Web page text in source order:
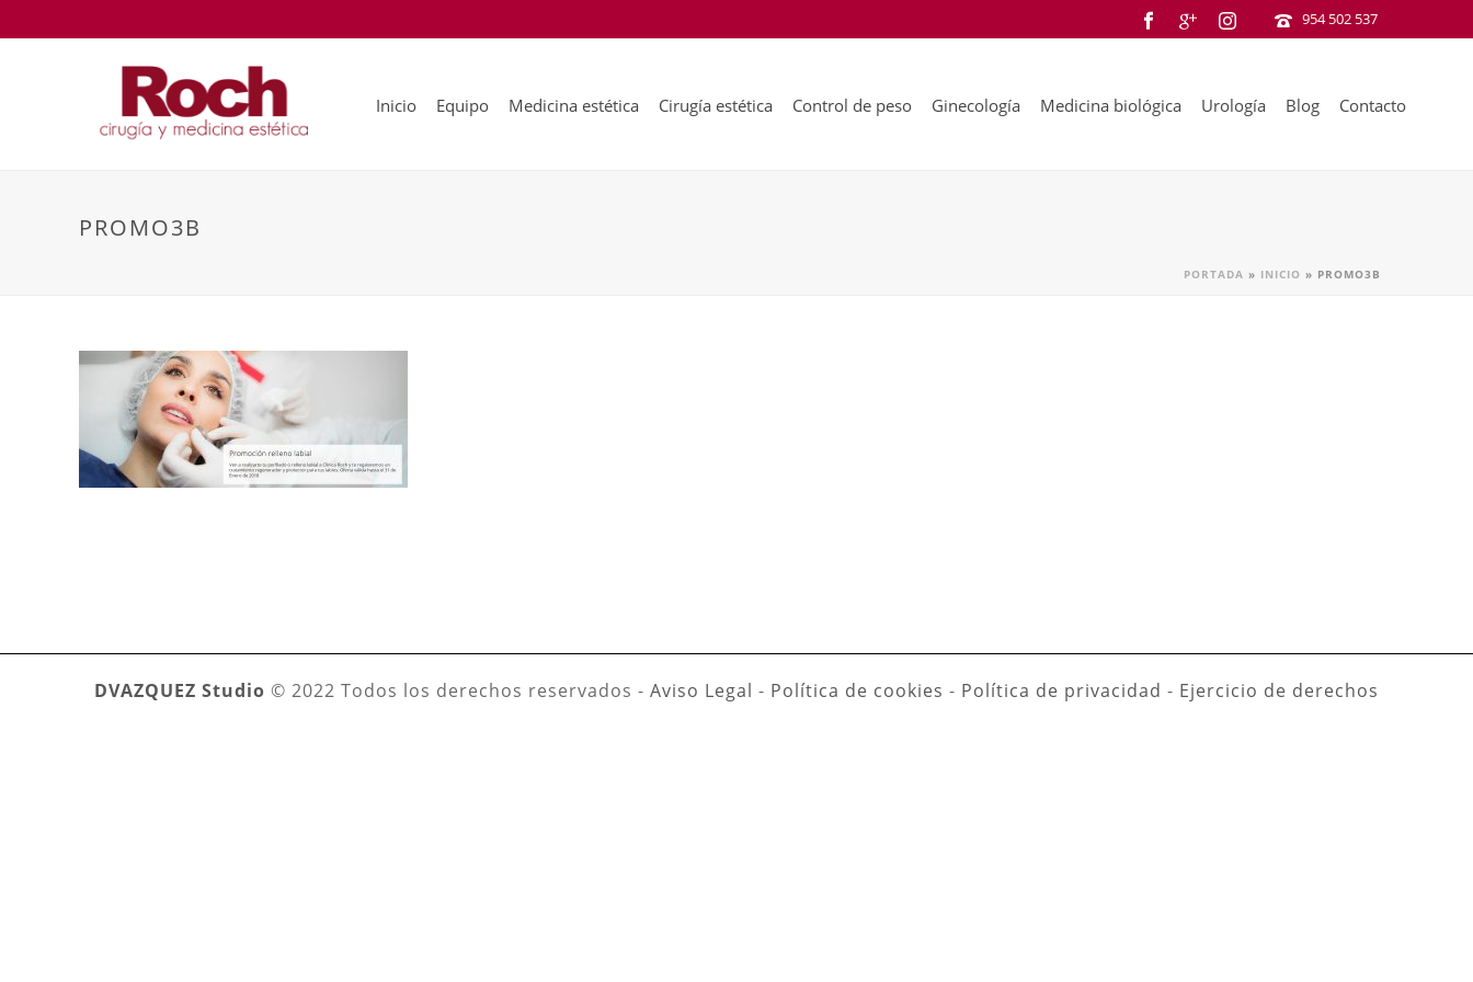
954 502 537
Inicio Equipo Medicina estética Cirugía estética Control de peso Ginecología Medicina biológica Urología Blog Contacto
PROMO3B
PORTADA » INICIO » PROMO3B
DVAZQUEZ Studio © 2022 Todos los derechos reservados - Aviso Legal - Política de cookies - Política de privacidad - Ejercicio de derechos